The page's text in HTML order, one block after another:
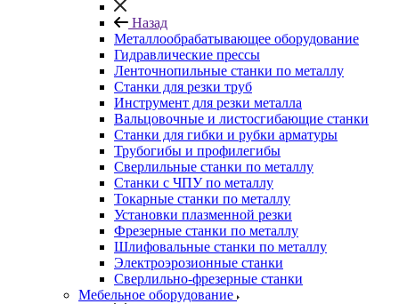
Назад
Металлообрабатывающее оборудование
Гидравлические прессы
Ленточнопильные станки по металлу
Станки для резки труб
Инструмент для резки металла
Вальцовочные и листосгибающие станки
Станки для гибки и рубки арматуры
Трубогибы и профилегибы
Сверлильные станки по металлу
Станки с ЧПУ по металлу
Токарные станки по металлу
Установки плазменной резки
Фрезерные станки по металлу
Шлифовальные станки по металлу
Электроэрозионные станки
Сверлильно-фрезерные станки
Мебельное оборудование